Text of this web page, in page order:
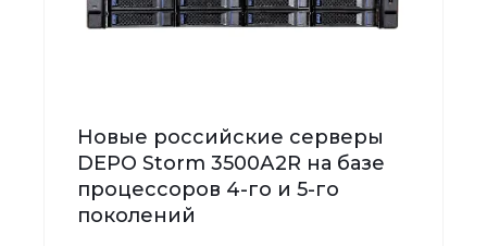
Новые российские серверы
DEPO Storm 3500А2R на базе
процессоров 4-го и 5-го
поколений